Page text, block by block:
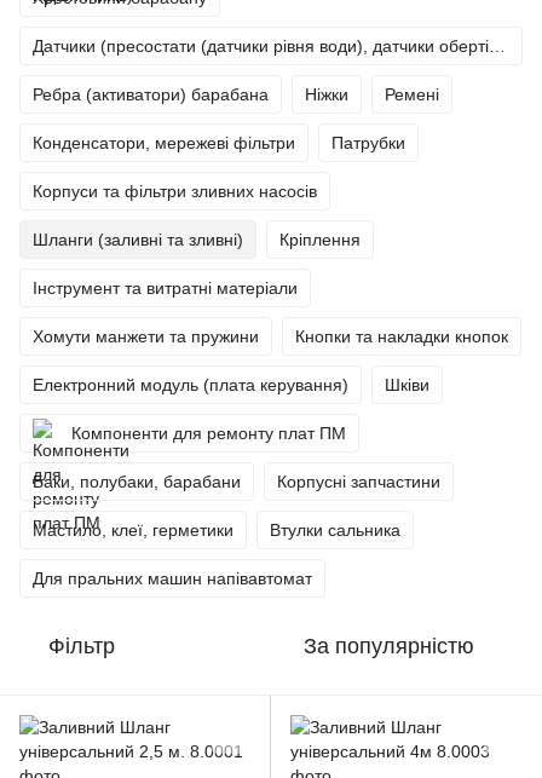
Ребра (активатори) барабана Ніжки Ремені
Конденсатори, мережеві фільтри Патрубки
Корпуси та фільтри зливних насосів
Шланги (заливні та зливні) Кріплення
Інструмент та витратні матеріали
Хомути манжети та пружини Кнопки та накладки кнопок
Електронний модуль (плата керування) Шківи
Компоненти для ремонту плат ПМ
Баки, полубаки, барабани Корпусні запчастини
Мастило, клеї, герметики Втулки сальника
Для пральних машин напівавтомат
Фільтр За популярністю